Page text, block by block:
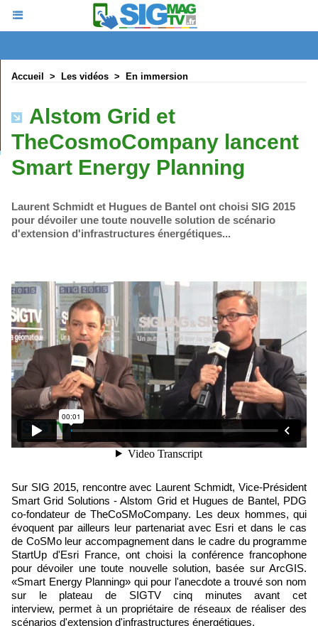
Accueil > Les vidéos > En immersion
Alstom Grid et
TheCosmoCompany lancent
Smart Energy Planning
Laurent Schmidt et Hugues de Bantel ont choisi SIG 2015
pour dévoiler une toute nouvelle solution de scénario
d'extension d'infrastructures énergétiques...
Sur SIG 2015, rencontre avec Laurent Schmidt, Vice-Président
Smart Grid Solutions - Alstom Grid et Hugues de Bantel, PDG
co-fondateur de TheCoSMoCompany. Les deux hommes, qui
évoquent par ailleurs leur partenariat avec Esri et dans le cas
de CoSMo leur accompagnement dans le cadre du programme
StartUp d'Esri France, ont choisi la conférence francophone
pour dévoiler une toute nouvelle solution, basée sur ArcGIS.
«Smart Energy Planning» qui pour l'anecdote a trouvé son nom
sur le plateau de SIGTV cinq minutes avant cet
interview, permet à un propriétaire de réseaux de réaliser des
scénarios d'extension d'infrastructures énergétiques.